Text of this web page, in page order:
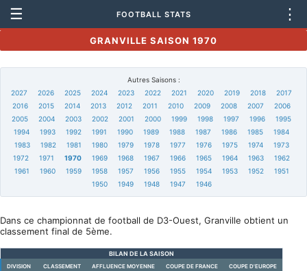
☰ FOOTBALL STATS ⋮
GRANVILLE SAISON 1970
Autres Saisons :
2027
2026 2025 2024 2023 2022 2021 2020 2019 2018
2017
2016
2015 2014 2013 2012 2011 2010 2009 2008 2007
2006
2005
2004 2003 2002 2001 2000 1999 1998 1997 1996
1995
1994
1993 1992 1991 1990 1989 1988 1987 1986 1985
1984
1983
1982 1981 1980 1979 1978 1977 1976 1975 1974
1973
1972
1971 1970 1969 1968 1967 1966 1965 1964 1963
1962
1961
1960 1959 1958 1957 1956 1955 1954 1953 1952
1951
1950
1949 1948 1947 1946
Dans ce championnat de football de D3-Ouest, Granville obtient un
classement final de 5ème.
BILAN DE LA SAISON
DIVISION CLASSEMENT AFFLUENCE MOYENNE COUPE DE FRANCE COUPE D'EUROPE